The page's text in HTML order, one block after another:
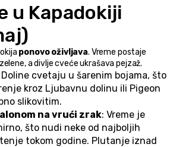
u Kapadokiji
ponovo oživljava. Vreme postaje
a divlje cveće ukrašava pejzaž.
Doline cvetaju u šarenim bojama, što
kroz Ljubavnu dolinu ili Pigeon
slikovitim.
na vrući zrak: Vreme je
što nudi neke od najboljih
tokom godine. Plutanje iznad